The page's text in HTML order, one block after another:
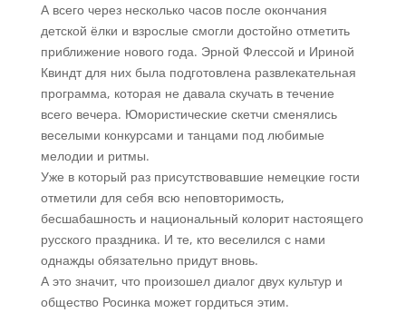
А всего через несколько часов после окончания
детской ёлки и взрослые смогли достойно отметить
приближение нового года. Эрной Флессой и Ириной
Квиндт для них была подготовлена развлекательная
программа, которая не давала скучать в течение
всего вечера. Юмористические скетчи сменялись
веселыми конкурсами и танцами под любимые
мелодии и ритмы.
Уже в который раз присутствовавшие немецкие гости
отметили для себя всю неповторимость,
бесшабашность и национальный колорит настоящего
русского праздника. И те, кто веселился с нами
однажды обязательно придут вновь.
А это значит, что произошел диалог двух культур и
общество Росинка может гордиться этим.